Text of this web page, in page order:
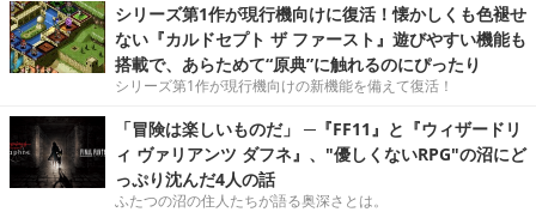
シリーズ第1作が現行機向けに復活！懐かしくも色褪せ
ない『カルドセプト ザ ファースト』遊びやすい機能も
搭載で、あらためて“原典”に触れるのにぴったり
シリーズ第1作が現行機向けの新機能を備えて復活！
「冒険は楽しいものだ」 ─『FF11』と『ウィザードリ
ィ ヴァリアンツ ダフネ』、"優しくないRPG"の沼にど
っぷり沈んだ4人の話
ふたつの沼の住人たちが語る奥深さとは。